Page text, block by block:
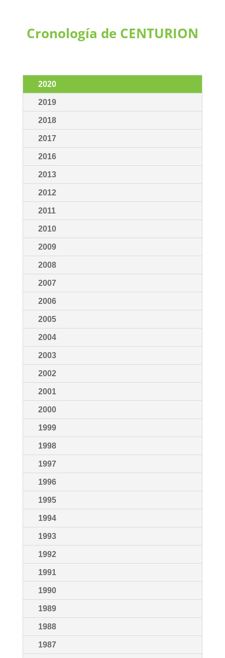
Cronología de CENTURION
2020
2019
2018
2017
2016
2013
2012
2011
2010
2009
2008
2007
2006
2005
2004
2003
2002
2001
2000
1999
1998
1997
1996
1995
1994
1993
1992
1991
1990
1989
1988
1987